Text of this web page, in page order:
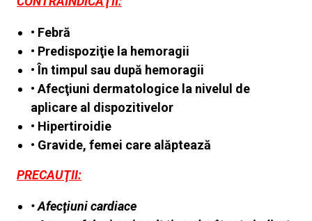
• Febră
• Predispoziţie la hemoragii
• În timpul sau după hemoragii
• Afecţiuni dermatologice la nivelul de
aplicare al dispozitivelor
• Hipertiroidie
• Gravide, femei care alăptează
PRECAUŢII:
• Afecţiuni cardiace